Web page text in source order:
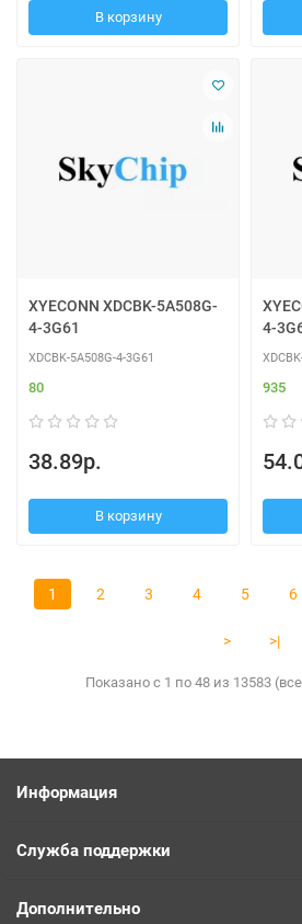
В корзину
XYECONN XDCBK-5A508G-
4-3G61
XDCBK-5A508G-4-3G61
80
38.89р.
В корзину
4-
935
1 2 3 4 5 6
> >|
Показано с 1 по 48 из 13583
Информация
Служба поддержки
Дополнительно